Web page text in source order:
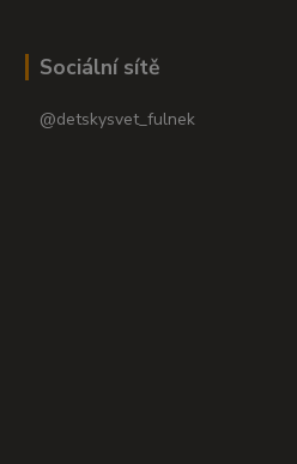
Sociální sítě
@detskysvet_fulnek